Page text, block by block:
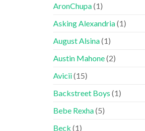
AronChupa(1)
Asking Alexandria(1)
August Alsina(1)
Austin Mahone(2)
Avicii(15)
Backstreet Boys (1)
Bebe Rexha(5)
Beck (1)